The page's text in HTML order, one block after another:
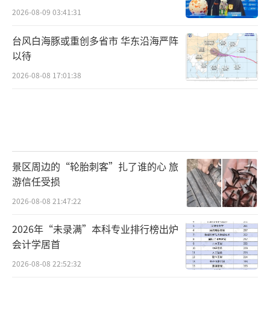
2026-08-09 03:41:31
台风白海豚或重创多省市 华东沿海严阵
以待
2026-08-08 17:01:38
景区周边的“轮胎刺客”扎了谁的心 旅
游信任受损
2026-08-08 21:47:22
2026年“未录满”本科专业排行榜出炉
会计学居首
2026-08-08 22:52:32